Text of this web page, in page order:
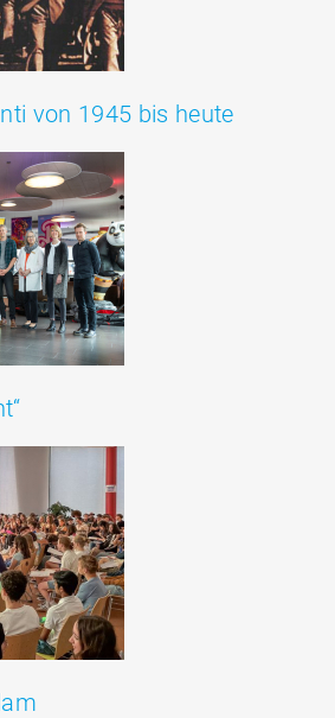
von 1945 bis heute